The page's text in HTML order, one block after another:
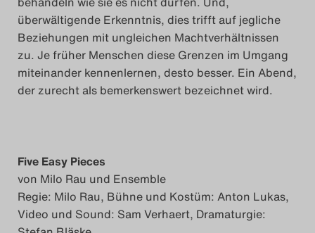
überwältigende Erkenntnis, dies trifft auf jegliche
Beziehungen mit ungleichen Machtverhältnissen
zu. Je früher Menschen diese Grenzen im Umgang
miteinander kennenlernen, desto besser. Ein Abend,
der zurecht als bemerkenswert bezeichnet wird.
Five Easy Pieces
von Milo Rau und Ensemble
Regie: Milo Rau, Bühne und Kostüm: Anton Lukas,
Video und Sound: Sam Verhaert, Dramaturgie: